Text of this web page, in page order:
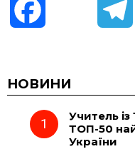
c
e
НОВИНИ
Учитель
ТОП-50
України